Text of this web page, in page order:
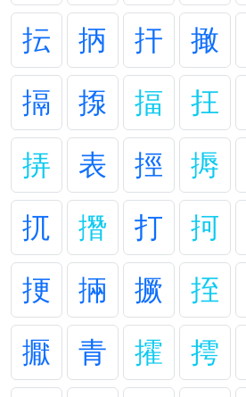
抎
抦 扞 撖
搹
揼 揊 抂
挵
表 挳 搙
扤
撍 打 抲
挭
掚 撅 挃
擫
青 攉 摴